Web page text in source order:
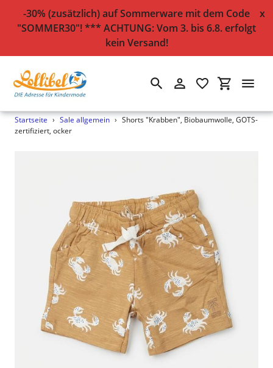
Direkt
zum
-30% (zusätzlich) auf Sommerware mit dem Code
"SOMMER30"! *** ACHTUNG: Vom 3. bis 6.8. erfolgt
kein Versand!
x
SuchenEinloggen
Startseite › Sale allgemein › Shorts "Krabben", Biobaumwolle, GOTS-
zertifiziert, ocker